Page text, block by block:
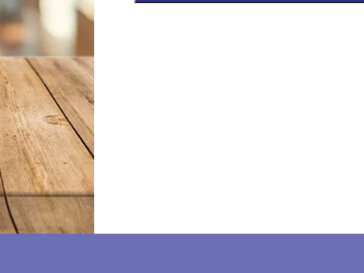
volgende keer wanneer ik een reactie plaats.